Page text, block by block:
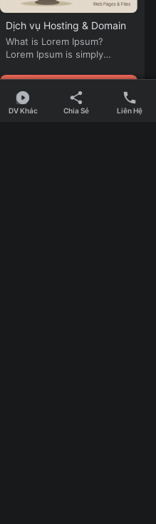
Dịch vụ Hosting & Domain
What is Lorem Ipsum?
Lorem Ipsum is simply
DV Khác Chia Sẻ Liên Hệ